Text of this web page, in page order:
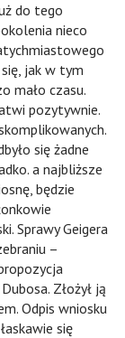
do tego
nieco
jak w tym
mało czasu.
pozytywnie.
się żadne
a najbliższe
będzie
Sprawy Geigera
–
Złożył ją
Odpis wniosku
się